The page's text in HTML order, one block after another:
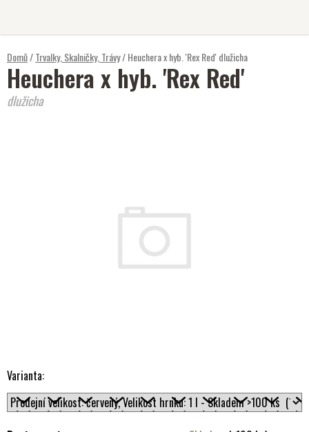
Domů/Trvalky, Skalničky, Trávy/Heuchera x hyb. 'Rex Red'dlužicha
Varianta:
Heuchera x hyb. 'Rex Red'
dlužicha